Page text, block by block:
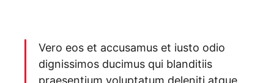
Vero eos et accusamus et iusto odio
dignissimos ducimus qui blanditiis
praesentium voluptatum deleniti atque